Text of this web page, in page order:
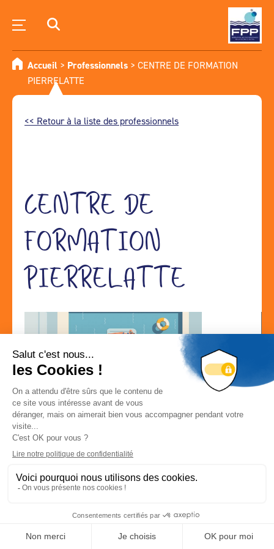
Accueil > Professionnels >CENTRE DE FORMATION
PIERRELATTE
<< Retour à la liste des professionnels
CENTRE DE
FORMATION
PIERRELATTE
Localisation
AVENUE Henri BECQUEREL 26700 PIERRELATTE
Localiser la société